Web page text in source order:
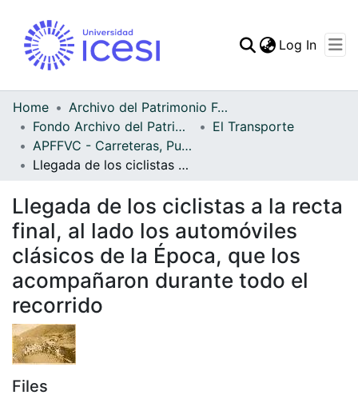
Statistics
Log In
Home
Archivo del Patrimonio Fotográfico y Fílmico del Valle del Cauca
Fondo Archivo del Patrimonio Fotográfico y Fílmico del Valle del Cauca
El Transporte
APFFVC - Carreteras, Puentes - Patrimonial
Llegada de los ciclistas a la recta final, al lado los automóviles clásicos de la Época, que los acompañaron durante todo el recorrido
Llegada de los ciclistas a la recta
final, al lado los automóviles
clásicos de la Época, que los
acompañaron durante todo el
recorrido
Files